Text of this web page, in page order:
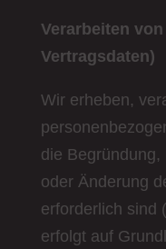
Verarbeiten
Vertragsdaten)
Wir erheben,
die
oder Änderung
erforderlich sind
erfolgt auf